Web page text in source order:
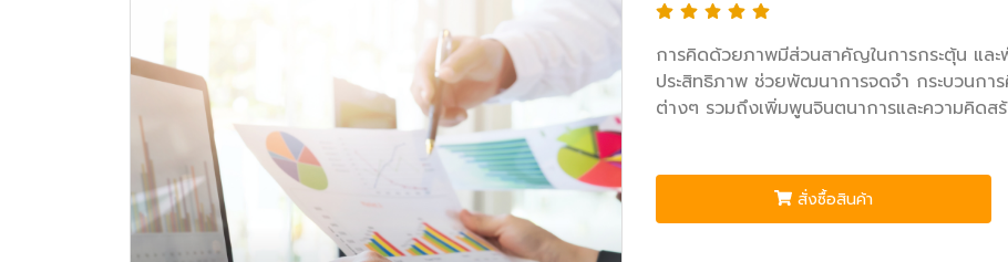
การคิดด้วยภาพมีส่วนสาคัญในการกระตุ้น แล
ประสิทธิภาพ ช่วยพัฒนาการจดจำ กระบวนการ
ต่างๆ รวมถึงเพิ่มพูนจินตนาการและความคิดส
สั่งซื้อสินค้า